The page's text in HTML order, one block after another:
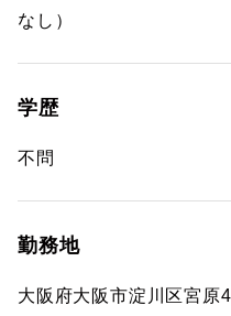
なし）
学歴
不問
勤務地
大阪府大阪市淀川区宮